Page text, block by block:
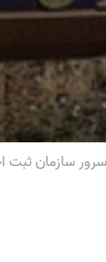
سرور سازمان ثبت